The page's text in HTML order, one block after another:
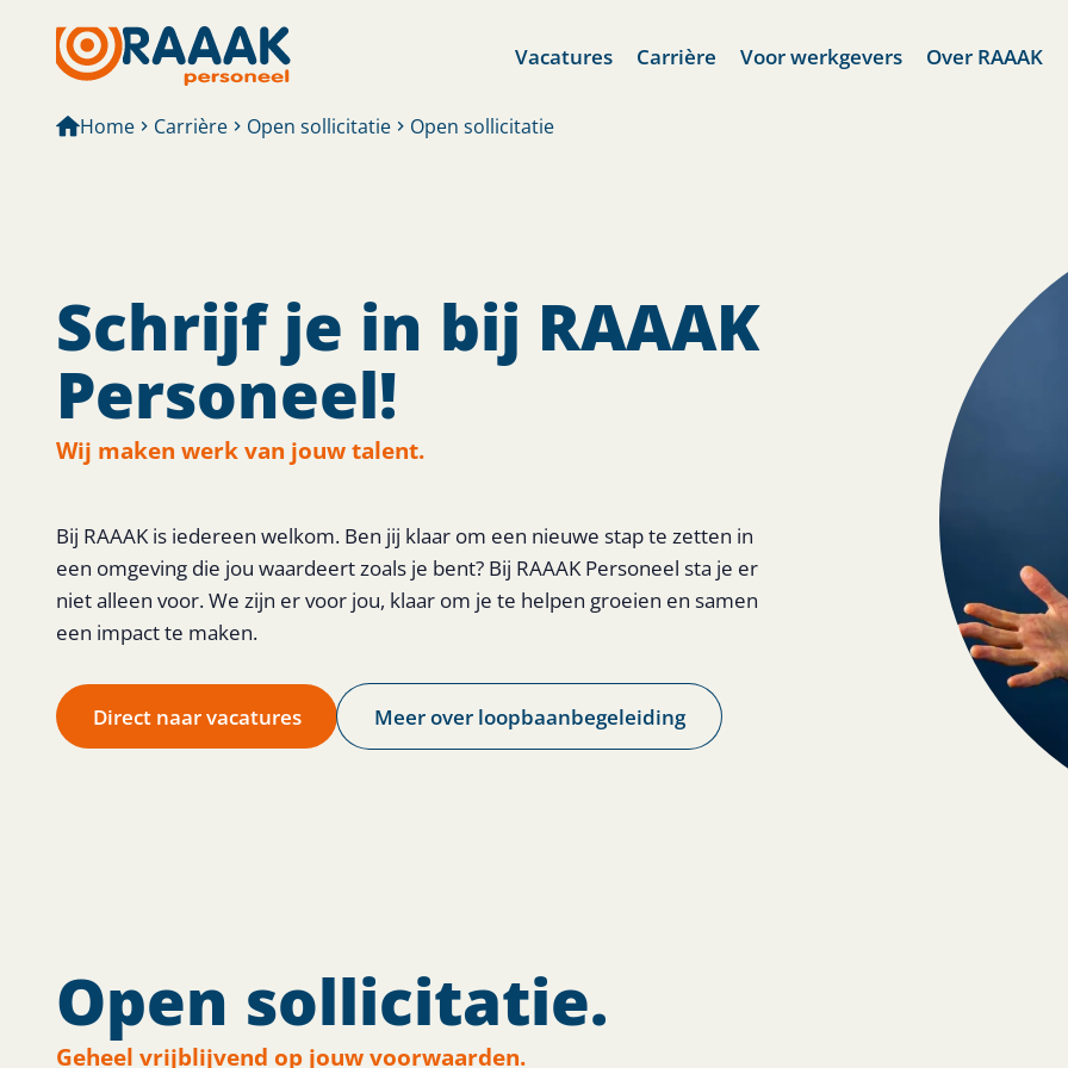
Vacatures Carrière Voor werkgevers Over RAAAK
Home Carrière Open sollicitatie Open sollicitatie
Schrijf je in bij RAAAK
Personeel!
Wij maken werk van jouw talent.
Bij RAAAK is iedereen welkom. Ben jij klaar om een nieuwe stap te zetten in
een omgeving die jou waardeert zoals je bent? Bij RAAAK Personeel sta je er
niet alleen voor. We zijn er voor jou, klaar om je te helpen groeien en samen
een impact te maken.
Direct naar vacatures Meer over loopbaanbegeleiding
Open sollicitatie.
Geheel vrijblijvend op jouw voorwaarden.